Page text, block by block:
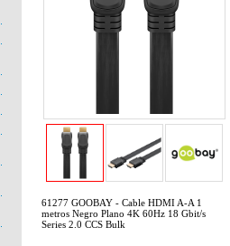
61277 GOOBAY - Cable HDMI A-A 1
metros Negro Plano 4K 60Hz 18 Gbit/s
Series 2.0 CCS Bulk